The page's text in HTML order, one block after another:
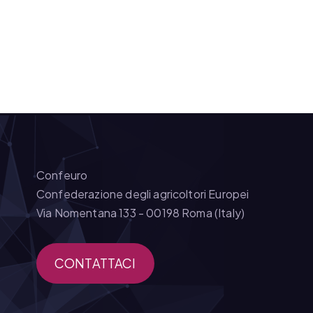
Confeuro
Confederazione degli agricoltori Europei
Via Nomentana 133 - 00198 Roma (Italy)
CONTATTACI